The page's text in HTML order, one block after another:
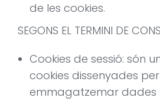
de les cookies.
SEGONS EL TERMINI DE
Cookies de sessió: són
cookies dissenyades
emmagatzemar dades